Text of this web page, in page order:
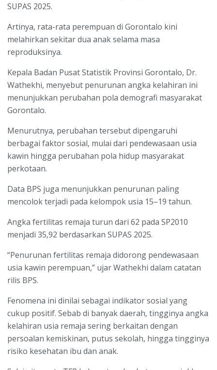
SUPAS 2025.
Artinya, rata-rata perempuan di Gorontalo kini
melahirkan sekitar dua anak selama masa
reproduksinya.
Kepala Badan Pusat Statistik Provinsi Gorontalo, Dr.
Wathekhi, menyebut penurunan angka kelahiran ini
menunjukkan perubahan pola demografi masyarakat
Gorontalo.
Menurutnya, perubahan tersebut dipengaruhi
berbagai faktor sosial, mulai dari pendewasaan usia
kawin hingga perubahan pola hidup masyarakat
perkotaan.
Data BPS juga menunjukkan penurunan paling
mencolok terjadi pada kelompok usia 15–19 tahun.
Angka fertilitas remaja turun dari 62 pada SP2010
menjadi 35,92 berdasarkan SUPAS 2025.
“Penurunan fertilitas remaja didorong pendewasaan
usia kawin perempuan,” ujar Wathekhi dalam catatan
rilis BPS.
Fenomena ini dinilai sebagai indikator sosial yang
cukup positif. Sebab di banyak daerah, tingginya angka
kelahiran usia remaja sering berkaitan dengan
persoalan kemiskinan, putus sekolah, hingga tingginya
risiko kesehatan ibu dan anak.